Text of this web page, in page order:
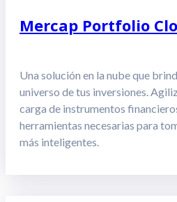
Mercap Portfolio
Una solución en la nube que
universo de tus inversiones.
carga de instrumentos
herramientas necesarias para
más inteligentes.